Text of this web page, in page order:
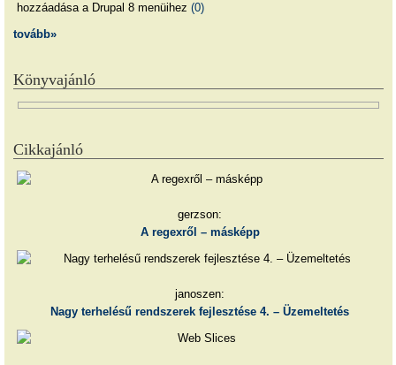
hozzáadása a Drupal 8 menüihez (0)
tovább»
Könyvajánló
Cikkajánló
gerzson:
A regexről – másképp
janoszen:
Nagy terhelésű rendszerek fejlesztése 4. – Üzemeltetés